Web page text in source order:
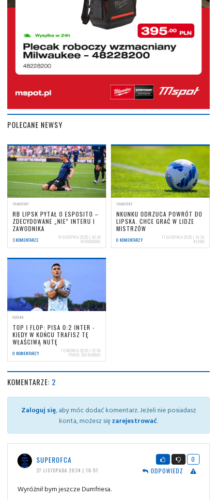
POLECANE NEWSY
TRANSFERY
RB LIPSK PYTAŁ O ESPOSITO –
ZDECYDOWANE „NIE” INTERU I
ZAWODNIKA
3 KOMENTARZE 14 SIERPNIA 2025 | 18:24
NERIOCORSI
TRANSFERY
NKUNKU ODRZUCA POWRÓT DO
LIPSKA. CHCE GRAĆ W LIDZE
MISTRZÓW
0 KOMENTARZY 11 SIERPNIA 2025 | 14:19
KEJMO
OGÓLNA
TOP I FLOP: PISA 0:2 INTER -
KIEDY W KOŃCU TRAFISZ TĘ
WŁAŚCIWĄ NUTĘ
0 KOMENTARZY 1 GRUDNIA 2025 | 22:39
PAWEŁ ŚWINARSKI
KOMENTARZE: 2
Zaloguj się, aby móc dodać komentarz. Jeżeli nie posiadasz
konta, możesz sięzarejestrować.
SUPEROFCA
27 LISTOPADA 2024 | 10:51
0
ODPOWIEDZ
Wyróżnił bym jeszcze Dumfriesa.